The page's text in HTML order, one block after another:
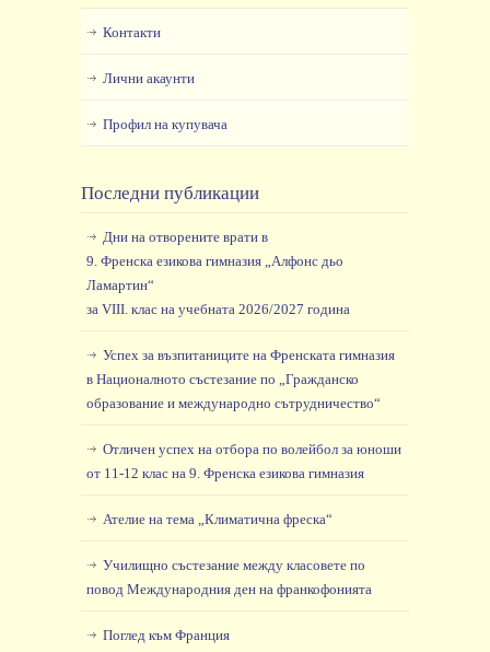
Контакти
Лични акаунти
Профил на купувача
Последни публикации
Дни на отворените врати в
9. Френска езикова гимназия „Алфонс дьо
Ламартин“
за VIII. клас на учебната 2026/2027 година
Успех за възпитаниците на Френската гимназия
в Националното състезание по „Гражданско
образование и международно сътрудничество“
Отличен успех на отбора по волейбол за юноши
от 11-12 клас на 9. Френска езикова гимназия
Ателие на тема „Климатична фреска“
Училищно състезание между класовете по
повод Международния ден на франкофонията
Поглед към Франция